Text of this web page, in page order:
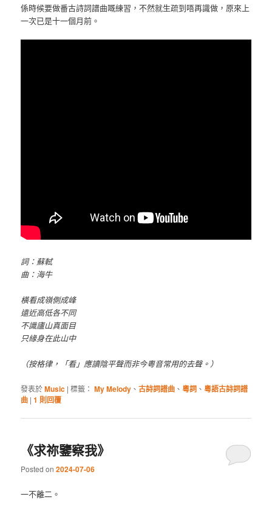
係時候要做番古詩詞譜曲嘅練習，不然就生疏到唔再識做，原來上
一次已是十一個月前。
詞：蘇軾
曲：海牛
橫看成嶺側成峰
遠近高低各不同
不識廬山真面目
只緣身在此山中
（按格律，「看」應讀陰平聲而非今粵音常用的去聲。）
發表於Music |標籤： My Melody 、古詩詞譜曲 、粵詞 、粵語古詩詞譜
曲 |1 則回覆
《求祢鑒察我》
Posted on2024-07-06
一不離二。